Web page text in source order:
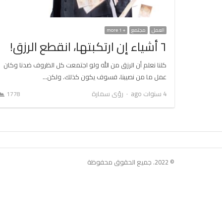
العمل مجتمع + 1 more
٦ أشياء إن ارتكبتها، انقطع الرزق!
كلنا نعلم أن الرزق من الله ولو اجتمعت كل الظروف ضدنا وكان
عمل ما من نصيبنا، فسوف يكون كذلك. ولكن…
4 سنوات ago
Author
رؤى سمارة 1778
© 2022. جميع الحقوق محفوظة